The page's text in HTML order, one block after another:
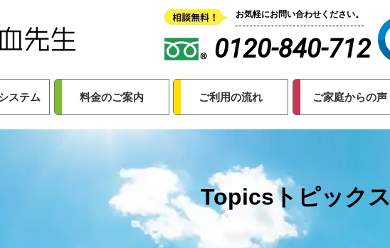
お気軽にお問い合わせください。
0120-840-712
ステム 料金のご案内 ご利用の流れ ご家庭からの声
Topicsトピックス